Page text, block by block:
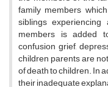
family members
siblings
members is added
confusion grief,
children parents are
of death to children. In
their inadequate